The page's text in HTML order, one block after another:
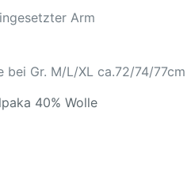
Arm
bei Gr. M/L/XL ca.72/74/77cm
40% Wolle